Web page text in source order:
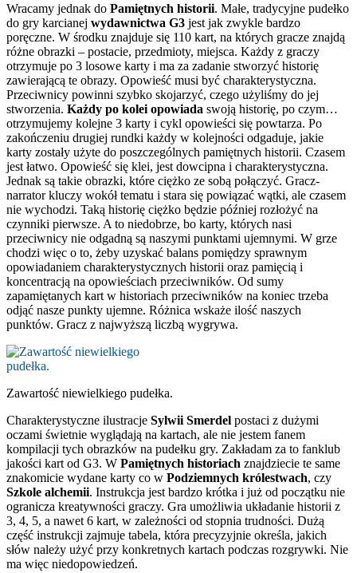
Wracamy jednak do Pamiętnych historii. Małe, tradycyjne pudełko
do gry karcianej wydawnictwa G3 jest jak zwykle bardzo
poręczne. W środku znajduje się 110 kart, na których gracze znajdą
różne obrazki – postacie, przedmioty, miejsca. Każdy z graczy
otrzymuje po 3 losowe karty i ma za zadanie stworzyć historię
zawierającą te obrazy. Opowieść musi być charakterystyczna.
Przeciwnicy powinni szybko skojarzyć, czego użyliśmy do jej
stworzenia. Każdy po kolei opowiada swoją historię, po czym…
otrzymujemy kolejne 3 karty i cykl opowieści się powtarza. Po
zakończeniu drugiej rundki każdy w kolejności odgaduje, jakie
karty zostały użyte do poszczególnych pamiętnych historii. Czasem
jest łatwo. Opowieść się klei, jest dowcipna i charakterystyczna.
Jednak są takie obrazki, które ciężko ze sobą połączyć. Gracz-
narrator kluczy wokół tematu i stara się powiązać wątki, ale czasem
nie wychodzi. Taką historię ciężko będzie później rozłożyć na
czynniki pierwsze. A to niedobrze, bo karty, których nasi
przeciwnicy nie odgadną są naszymi punktami ujemnymi. W grze
chodzi więc o to, żeby uzyskać balans pomiędzy sprawnym
opowiadaniem charakterystycznych historii oraz pamięcią i
koncentracją na opowieściach przeciwników. Od sumy
zapamiętanych kart w historiach przeciwników na koniec trzeba
odjąć nasze punkty ujemne. Różnica wskaże ilość naszych
punktów. Gracz z najwyższą liczbą wygrywa.
Zawartość niewielkiego pudełka.
Charakterystyczne ilustracje Sylwii Smerdel postaci z dużymi
oczami świetnie wyglądają na kartach, ale nie jestem fanem
kompilacji tych obrazków na pudełku gry. Zakładam za to fanklub
jakości kart od G3. W Pamiętnych historiach znajdziecie te same
znakomicie wydane karty co w Podziemnych królestwach, czy
Szkole alchemii. Instrukcja jest bardzo krótka i już od początku nie
ogranicza kreatywności graczy. Gra umożliwia układanie historii z
3, 4, 5, a nawet 6 kart, w zależności od stopnia trudności. Dużą
część instrukcji zajmuje tabela, która precyzyjnie określa, jakich
słów należy użyć przy konkretnych kartach podczas rozgrywki. Nie
ma więc niedopowiedzeń.